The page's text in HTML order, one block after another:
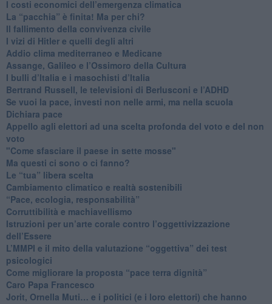
I costi economici dell’emergenza climatica
​La “pacchia” è finita! Ma per chi?
​Il fallimento della convivenza civile
​I vizi di Hitler e quelli degli altri
Addio clima mediterraneo e Medicane
​Assange, Galileo e l’Ossimoro della Cultura
​I bulli d’Italia e i masochisti d’Italia
​Bertrand Russell, le televisioni di Berlusconi e l’ADHD
​Se vuoi la pace, investi non nelle armi, ma nella scuola
​Dichiara pace
​Appello agli elettori ad una scelta profonda del voto e del non
voto
"Come sfasciare il paese in sette mosse"
​Ma questi ci sono o ci fanno?
​Le “tua” libera scelta
Cambiamento climatico e realtà sostenibili
“Pace, ecologia, responsabilità”
​Corruttibilità e machiavellismo
Istruzioni per un’arte corale contro l’oggettivizzazione
dell’Essere
​L’MMPI e il mito della valutazione “oggettiva” dei test
psicologici
Come migliorare la proposta “pace terra dignità”
Caro Papa Francesco
​Jorit, Ornella Muti… e i politici (e i loro elettori) che hanno